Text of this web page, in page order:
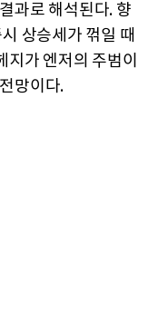
과로 해석된다. 향
상승세가 꺾일 때
가 엔저의 주범이
망이다.